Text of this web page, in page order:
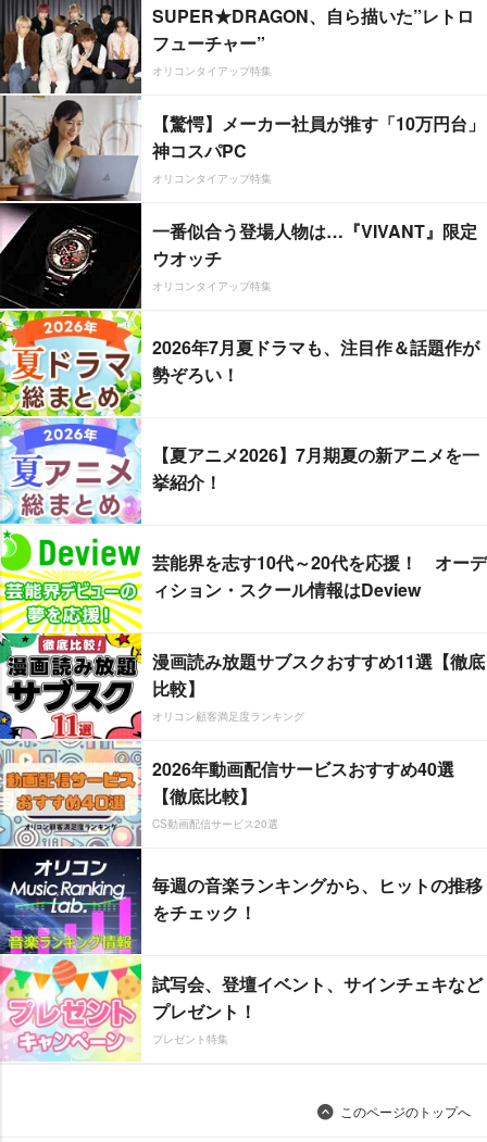
SUPER★DRAGON、自ら描いた”レトロ
フューチャー”
オリコンタイアップ特集
【驚愕】メーカー社員が推す「10万円台」
神コスパPC
オリコンタイアップ特集
一番似合う登場人物は…『VIVANT』限定
ウオッチ
オリコンタイアップ特集
2026年7月夏ドラマも、注目作＆話題作が
勢ぞろい！
【夏アニメ2026】7月期夏の新アニメを一
挙紹介！
芸能界を志す10代～20代を応援！ オーデ
ィション・スクール情報はDeview
漫画読み放題サブスクおすすめ11選【徹底
比較】
オリコン顧客満足度ランキング
2026年動画配信サービスおすすめ40選
【徹底比較】
CS動画配信サービス20選
毎週の音楽ランキングから、ヒットの推移
をチェック！
試写会、登壇イベント、サインチェキなど
プレゼント！
プレゼント特集
このページのトップへ